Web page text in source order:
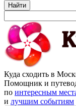
Найти
Куда сходить в
Помощник и
по интересным
и лучшим событиям